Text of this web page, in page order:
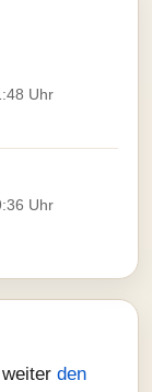
Uhr
Uhr
den